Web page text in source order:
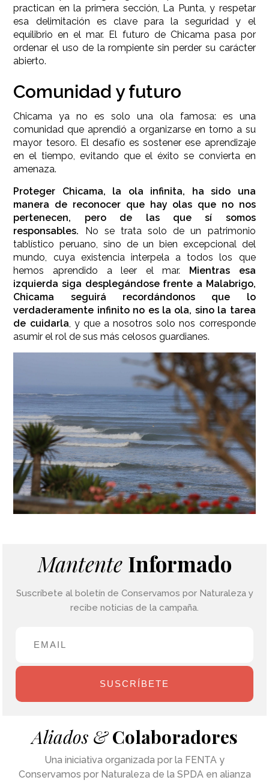
practican en la primera sección, La Punta, y respetar
esa delimitación es clave para la seguridad y el
equilibrio en el mar. El futuro de Chicama pasa por
ordenar el uso de la rompiente sin perder su carácter
abierto.
Comunidad y futuro
Chicama ya no es solo una ola famosa: es una
comunidad que aprendió a organizarse en torno a su
mayor tesoro. El desafío es sostener ese aprendizaje
en el tiempo, evitando que el éxito se convierta en
amenaza.
Proteger Chicama, la ola infinita, ha sido una
manera de reconocer que hay olas que no nos
pertenecen, pero de las que sí somos
responsables. No se trata solo de un patrimonio
tablístico peruano, sino de un bien excepcional del
mundo, cuya existencia interpela a todos los que
hemos aprendido a leer el mar. Mientras esa
izquierda siga desplegándose frente a Malabrigo,
Chicama seguirá recordándonos que lo
verdaderamente infinito no es la ola, sino la tarea
de cuidarla, y que a nosotros solo nos corresponde
asumir el rol de sus más celosos guardianes.
Mantente Informado
Suscríbete al boletín de Conservamos por Naturaleza y
recibe noticias de la campaña.
SUSCRÍBETE
Aliados & Colaboradores
Una iniciativa organizada por la FENTA y
Conservamos por Naturaleza de la SPDA en alianza